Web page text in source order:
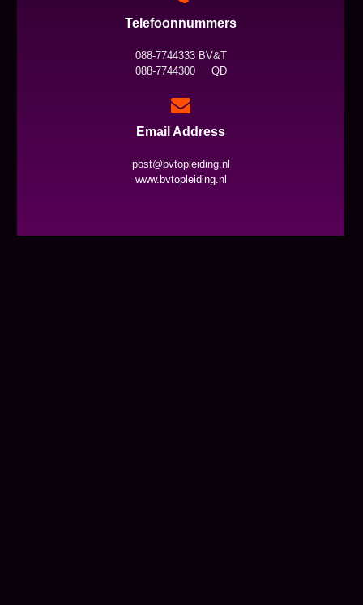
Telefoonnummers
088-7744333 BV&T
088-7744300 QD
Email Address
post@bvtopleiding.nl
www.bvtopleiding.nl